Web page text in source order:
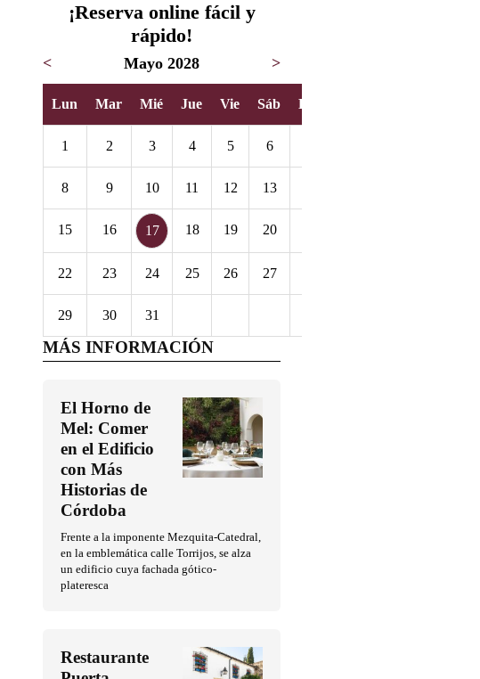
¡Reserva online fácil y
rápido!
< Mayo 2028 >
Lun Mar Mié Jue Vie Sáb Dom
1 2 3 4 5 6
8 9 10 11 12 13
15 16 17 18 19 20
22 23 24 25 26 27
29 30 31
MÁS INFORMACIÓN
El Horno de
Mel: Comer
en el Edificio
con Más
Historias de
Córdoba
Frente a la imponente Mezquita-Catedral,
en la emblemática calle Torrijos, se alza
un edificio cuya fachada gótico-
plateresca
Restaurante